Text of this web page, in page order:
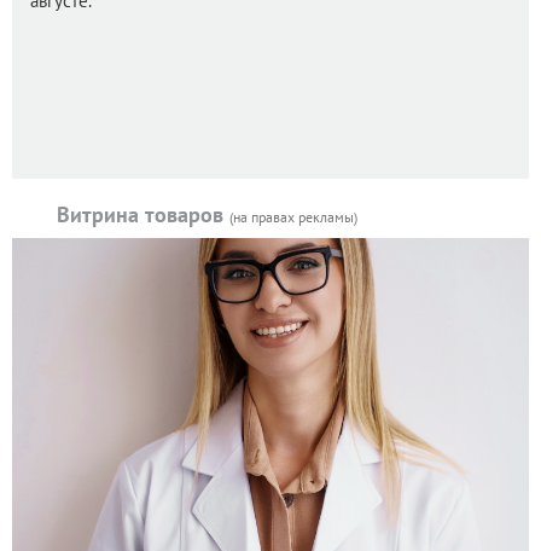
Витрина товаров (на правах рекламы)